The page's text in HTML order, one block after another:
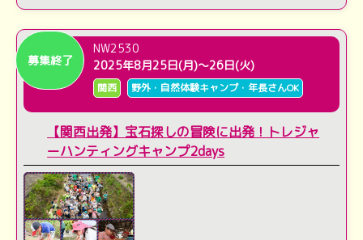
募集終了
NW2530
2025年8月25日(月)～26日(火)
関西 野外・自然体験キャンプ・年長さんOK
【関西出発】宝石探しの冒険に出発！トレジャ
ーハンティングキャンプ2days